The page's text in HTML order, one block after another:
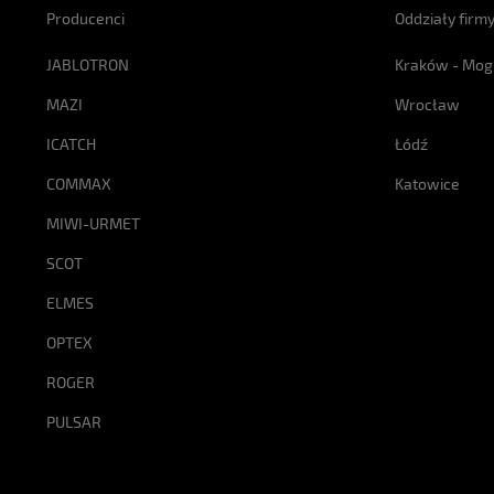
Producenci
JABLOTRON
MAZI
ICATCH
COMMAX
MIWI-URMET
SCOT
ELMES
OPTEX
ROGER
PULSAR
Oddziały firmy
Kraków -
Wrocław
Łódź
Katowice